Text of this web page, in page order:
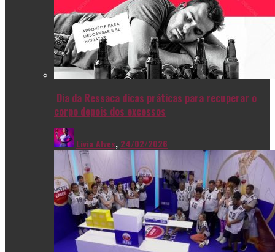
Dia da Ressaca dicas práticas para recuperar o
corpo depois dos excessos
Livia Alves, 24/02/2026